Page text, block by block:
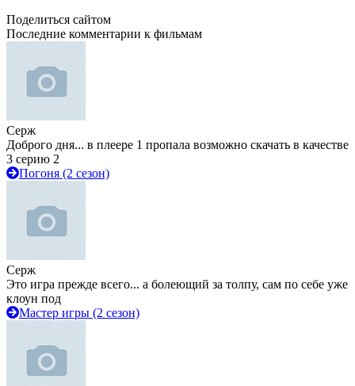
Поделиться сайтом
Последние комментарии к фильмам
Серж
Доброго дня... в плеере 1 пропала возможно скачать в качестве
3 серию 2
Погоня (2 сезон)
Серж
Это игра прежде всего... а болеющий за толпу, сам по себе уже
клоун под
Мастер игры (2 сезон)